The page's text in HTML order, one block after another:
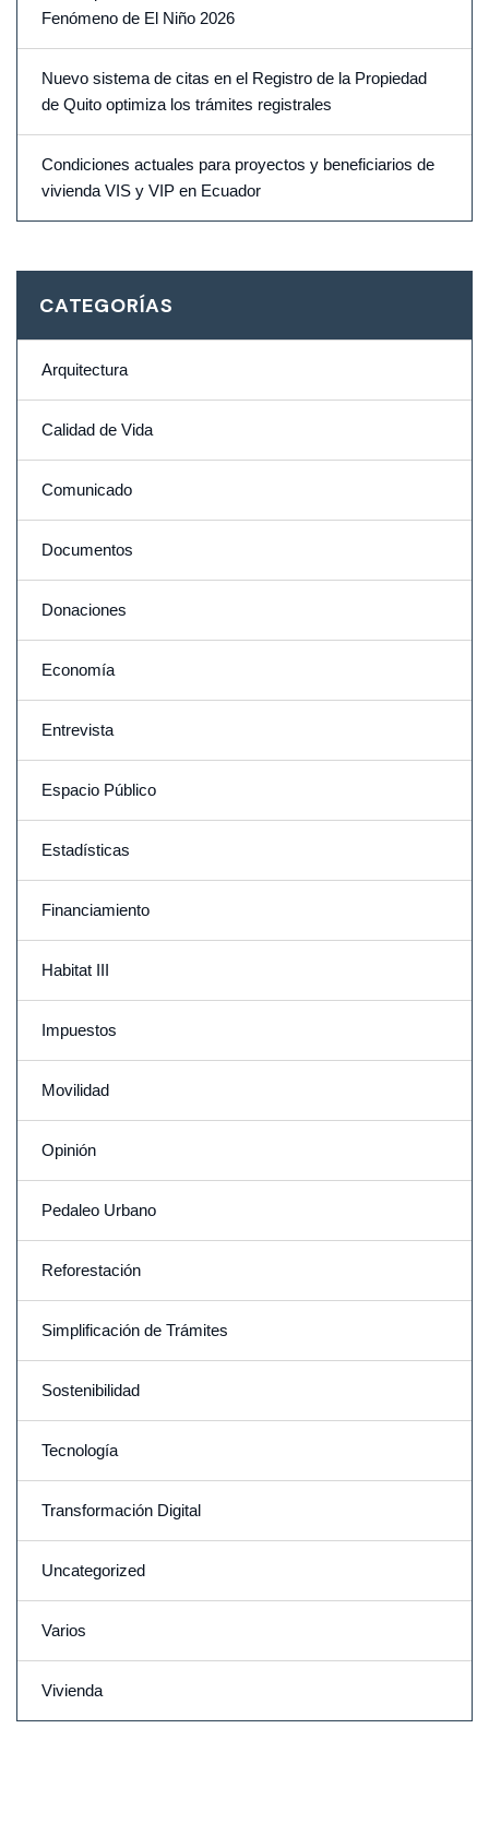
Fenómeno de El Niño 2026
Nuevo sistema de citas en el Registro de la Propiedad
de Quito optimiza los trámites registrales
Condiciones actuales para proyectos y beneficiarios de
vivienda VIS y VIP en Ecuador
CATEGORÍAS
Arquitectura
Calidad de Vida
Comunicado
Documentos
Donaciones
Economía
Entrevista
Espacio Público
Estadísticas
Financiamiento
Habitat III
Impuestos
Movilidad
Opinión
Pedaleo Urbano
Reforestación
Simplificación de Trámites
Sostenibilidad
Tecnología
Transformación Digital
Uncategorized
Varios
Vivienda